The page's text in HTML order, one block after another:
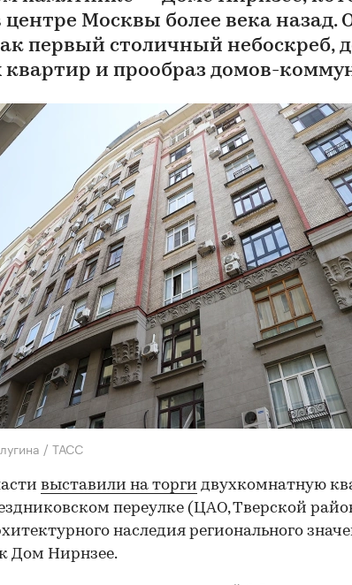
центре Москвы более века назад.
первый столичный небоскреб,
квартир и прообраз домов-
/ ТАСС
выставили на торги двухкомнатную
переулке (ЦАО, Тверской
наследия регионального
Дом Нирнзее.